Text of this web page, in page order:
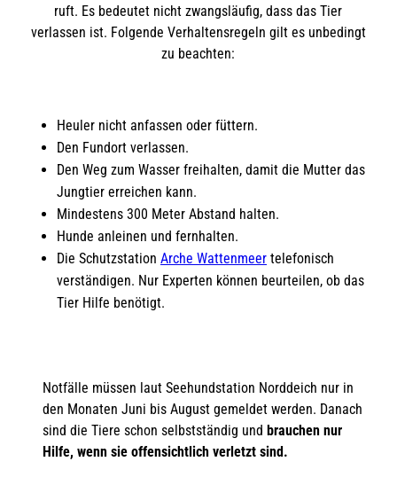
ruft. Es bedeutet nicht zwangsläufig, dass das Tier
verlassen ist. Folgende Verhaltensregeln gilt es unbedingt
zu beachten:
Heuler nicht anfassen oder füttern.
Den Fundort verlassen.
Den Weg zum Wasser freihalten, damit die Mutter das
Jungtier erreichen kann.
Mindestens 300 Meter Abstand halten.
Hunde anleinen und fernhalten.
Die Schutzstation Arche Wattenmeer telefonisch
verständigen. Nur Experten können beurteilen, ob das
Tier Hilfe benötigt.
Notfälle müssen laut Seehundstation Norddeich nur in
den Monaten Juni bis August gemeldet werden. Danach
sind die Tiere schon selbstständig und brauchen nur
Hilfe, wenn sie offensichtlich verletzt sind.